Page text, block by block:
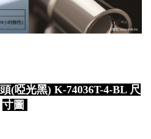
(啞光黑) K-74036T-4-BL 尺
寸圖